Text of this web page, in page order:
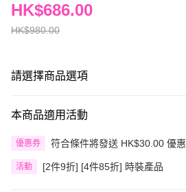
HK$980.00
HK$686.00
請選擇商品選項
本商品適用活動
優惠券 符合條件將發送 HK$30.00 優
活動 [2件9折] [4件85折] 時裝產品